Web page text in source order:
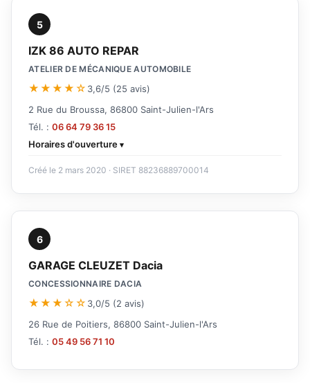
5
IZK 86 AUTO REPAR
ATELIER DE MÉCANIQUE AUTOMOBILE
★★★★☆ 3,6/5 (25 avis)
2 Rue du Broussa, 86800 Saint-Julien-l'Ars
Tél. : 06 64 79 36 15
Horaires d'ouverture
Créé le 2 mars 2020 · SIRET 88236889700014
6
GARAGE CLEUZET Dacia
CONCESSIONNAIRE DACIA
★★★☆☆ 3,0/5 (2 avis)
26 Rue de Poitiers, 86800 Saint-Julien-l'Ars
Tél. : 05 49 56 71 10